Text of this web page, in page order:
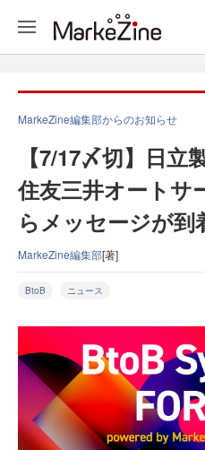
MarkeZine編集部からのお知らせ
【7/17〆切】日立
住友三井オートサ
らメッセージが到
MarkeZine編集部[著]
BtoB ニュース